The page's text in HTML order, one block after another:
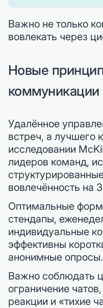
Важно не только
вовлекать через
Новые
коммуникации
Удалённое
встреч, а лучшего
исследовании
лидеров команд,
вовлечённость на
Оптимальные
стендапы,
индивидуальные
эффективны
анонимные опросы.
Важно соблюдать
ограничение
реакции и «тихие